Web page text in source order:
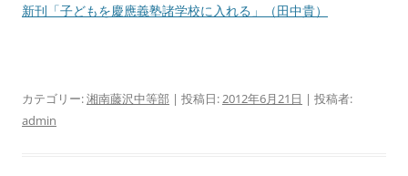
新刊「子どもを慶應義塾諸学校に入れる」（田中貴）
カテゴリー:湘南藤沢中等部 | 投稿日:2012年6月21日 | 投稿者:
admin